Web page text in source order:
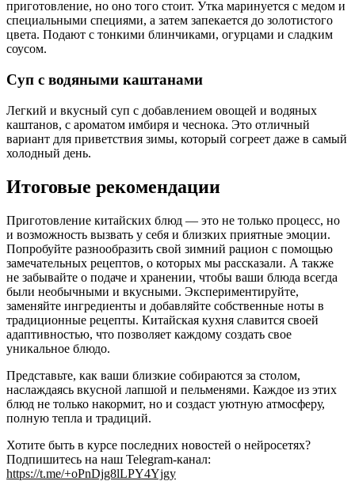
приготовление, но оно того стоит. Утка маринуется с медом и
специальными специями, а затем запекается до золотистого
цвета. Подают с тонкими блинчиками, огурцами и сладким
соусом.
Суп с водяными каштанами
Легкий и вкусный суп с добавлением овощей и водяных
каштанов, с ароматом имбиря и чеснока. Это отличный
вариант для приветствия зимы, который согреет даже в самый
холодный день.
Итоговые рекомендации
Приготовление китайских блюд — это не только процесс, но
и возможность вызвать у себя и близких приятные эмоции.
Попробуйте разнообразить свой зимний рацион с помощью
замечательных рецептов, о которых мы рассказали. А также
не забывайте о подаче и хранении, чтобы ваши блюда всегда
были необычными и вкусными. Экспериментируйте,
заменяйте ингредиенты и добавляйте собственные ноты в
традиционные рецепты. Китайская кухня славится своей
адаптивностью, что позволяет каждому создать свое
уникальное блюдо.
Представьте, как ваши близкие собираются за столом,
наслаждаясь вкусной лапшой и пельменями. Каждое из этих
блюд не только накормит, но и создаст уютную атмосферу,
полную тепла и традиций.
Хотите быть в курсе последних новостей о нейросетях?
Подпишитесь на наш Telegram-канал:
https://t.me/+oPnDjg8lLPY4Yjgy